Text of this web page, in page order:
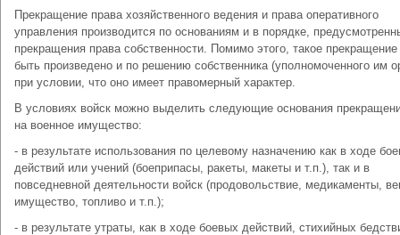
Прекращение права хозяйственного ведения и права оперативного
управления производится по основаниям и в порядке,
прекращения права собственности. Помимо этого, такое
быть произведено и по решению собственника (уполномоченного им
при условии, что оно имеет правомерный характер.
В условиях войск можно выделить следующие основания
на военное имущество:
- в результате использования по целевому назначению как в ходе
действий или учений (боеприпасы, ракеты, макеты и т.п.), так и в
повседневной деятельности войск (продовольствие, медикаменты,
имущество, топливо и т.п.);
- в результате утраты, как в ходе боевых действий, стихийных